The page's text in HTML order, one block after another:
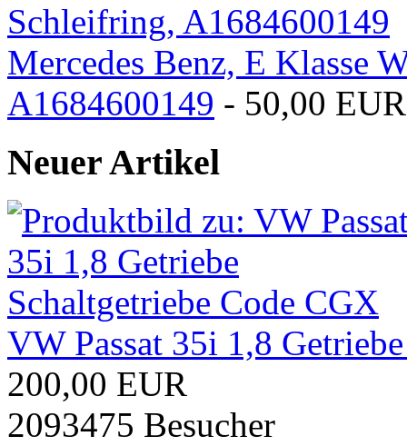
Mercedes Benz, E Klasse
A1684600149 - 50,00 EUR
Neuer Artikel
VW Passat 35i 1,8
200,00 EUR
2093475 Besucher